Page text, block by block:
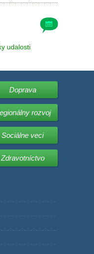
udalosti
Doprava
rozvoj
Sociálne veci
Zdravotníctvo